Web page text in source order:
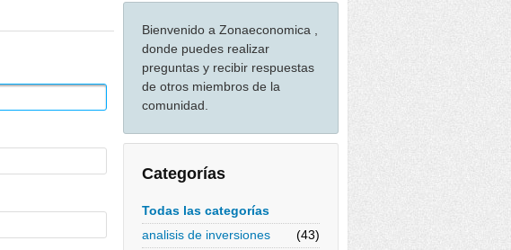
Bienvenido a Zonaeconomica ,
donde puedes realizar
preguntas y recibir respuestas
de otros miembros de la
comunidad.
Categorías
Todas las categorías
analisis de inversiones
(43)